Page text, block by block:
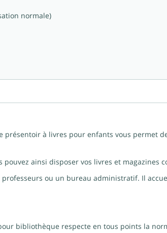
normale)
présentoir à livres pour enfants vous permet
ainsi disposer vos livres et
ou un bureau administratif. Il
bibliothèque respecte en tous points la